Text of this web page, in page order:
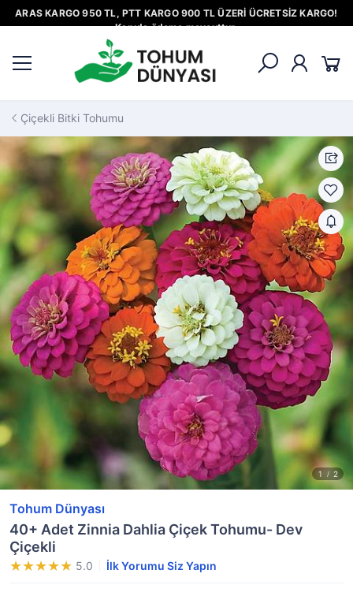
ARAS KARGO 950 TL, PTT KARGO 900 TL ÜZERİ ÜCRETSİZ KARGO!
Kapıda ödeme mevcuttur.
Çiçekli Bitki Tohumu
Tohum Dünyası
40+ Adet Zinnia Dahlia Çiçek Tohumu- Dev
Çiçekli
5.0 İlk Yorumu Siz Yapın